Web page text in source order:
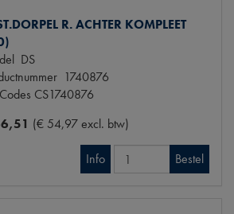
R. ACHTER KOMPLEET
DS
1740876
Codes CS1740876
(€ 54,97 excl. btw)
Info Bestel